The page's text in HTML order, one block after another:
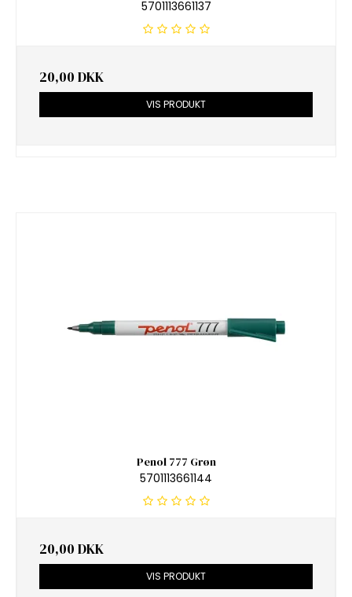
5701113661137
20,00 DKK
VIS PRODUKT
Penol 777 Grøn
5701113661144
20,00 DKK
VIS PRODUKT